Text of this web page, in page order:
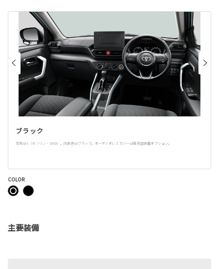
ブラック
写真はX（ガソリン・2WD）。内装色はブラック。オーディオレスカバーは販売店装着オプション。
COLOR
主要装備